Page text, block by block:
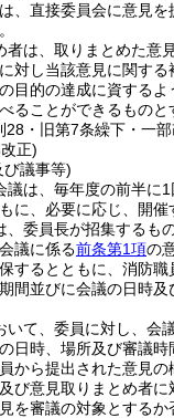
、直接委員会に意見
者は、取りまとめた意
対し当該意見に関する
目的の達成に資するよ
ることができるものと
28・旧第7条繰下・一部
正)
議事等)
議は、毎年度の前半に
に、必要に応じ、開催
委員長が招集するも
議に係る前条第1項の
するとともに、消防職
間並びに会議の日時及
いて、委員に対し、会
日時、場所及び審議時
から提出された意見の
び意見取りまとめ者に
を審議の対象とするか